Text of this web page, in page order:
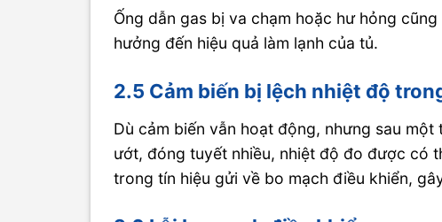
Ống dẫn gas bị va chạm hoặc hư hỏng
hưởng đến hiệu quả làm lạnh của tủ.
2.5 Cảm biến bị lệch nhiệt độ
Dù cảm biến vẫn hoạt động, nhưng sau
ướt, đóng tuyết nhiều, nhiệt độ đo được có
trong tín hiệu gửi về bo mạch điều khiển,